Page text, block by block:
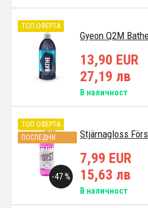
Gyeon Q2M
ТОП ОФЕРТА
13,90 EUR
27,19 лв
В наличност
Stjärnagloss
-47 %
ТОП ОФЕРТА
ПОСЛЕДНИ
АРТИКУЛИ
7,99 EUR
15,63 лв
В наличност